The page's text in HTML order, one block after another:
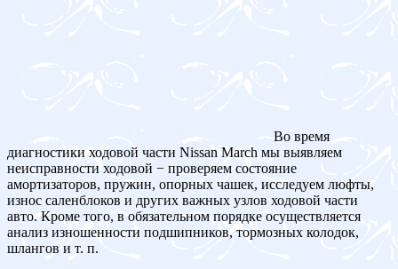
Во время
диагностики ходовой части Nissan March мы выявляем
неисправности ходовой − проверяем состояние
амортизаторов, пружин, опорных чашек, исследуем люфты,
износ саленблоков и других важных узлов ходовой части
авто. Кроме того, в обязательном порядке осуществляется
анализ изношенности подшипников, тормозных колодок,
шлангов и т. п.